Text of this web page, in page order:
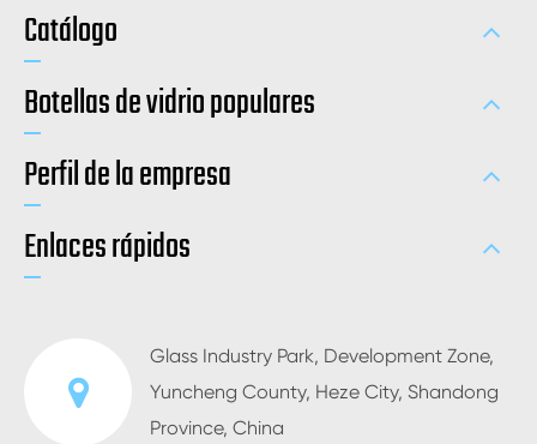
Catálogo
Botellas de vidrio populares
Perfil de la empresa
Enlaces rápidos
Glass Industry Park, Development Zone,
Yuncheng County, Heze City, Shandong
Province, China